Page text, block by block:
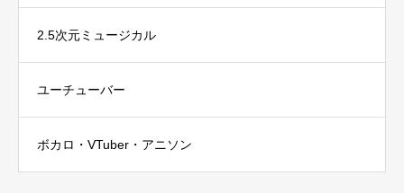
2.5次元ミュージカル
ユーチューバー
ボカロ・VTuber・アニソン